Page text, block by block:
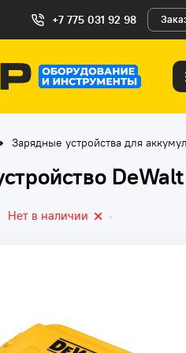
+7 775 031 92 98
Зарядные устройства для
Нет в наличии •